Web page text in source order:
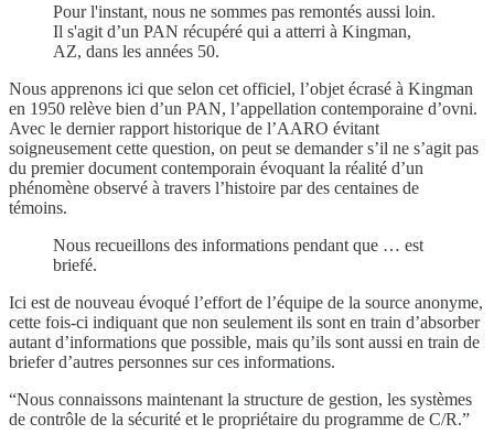
Pour l'instant, nous ne sommes pas remontés aussi loin.
Il s'agit d’un PAN récupéré qui a atterri à Kingman,
AZ, dans les années 50.
Nous apprenons ici que selon cet officiel, l’objet écrasé à Kingman
en 1950 relève bien d’un PAN, l’appellation contemporaine d’ovni.
Avec le dernier rapport historique de l’AARO évitant
soigneusement cette question, on peut se demander s’il ne s’agit pas
du premier document contemporain évoquant la réalité d’un
phénomène observé à travers l’histoire par des centaines de
témoins.
Nous recueillons des informations pendant que … est
briefé.
Ici est de nouveau évoqué l’effort de l’équipe de la source anonyme,
cette fois-ci indiquant que non seulement ils sont en train d’absorber
autant d’informations que possible, mais qu’ils sont aussi en train de
briefer d’autres personnes sur ces informations.
“Nous connaissons maintenant la structure de gestion, les systèmes
de contrôle de la sécurité et le propriétaire du programme de C/R.”